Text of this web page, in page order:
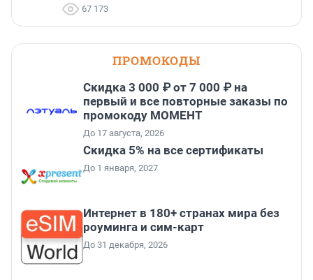
67 173
ПРОМОКОДЫ
Скидка 3 000 ₽ от 7 000 ₽ на
первый и все повторные заказы по
промокоду МОМЕНТ
До 17 августа, 2026
Скидка 5% на все сертификаты
До 1 января, 2027
Интернет в 180+ странах мира без
роуминга и сим-карт
До 31 декабря, 2026